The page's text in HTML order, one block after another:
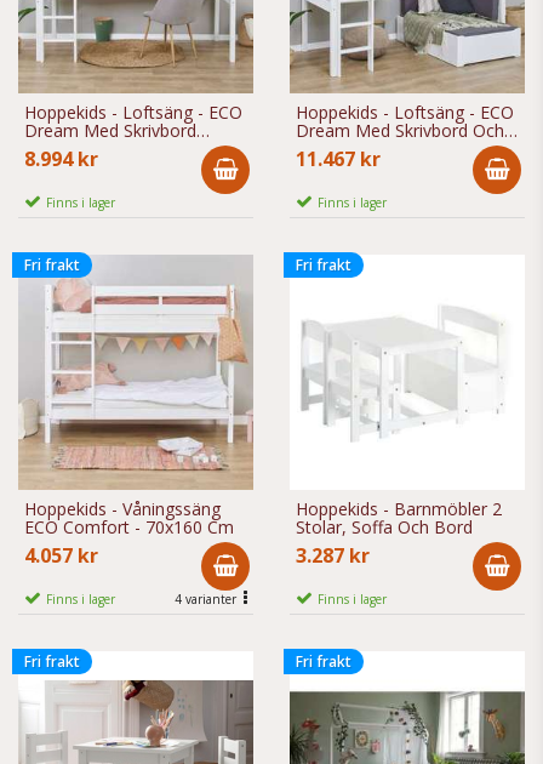
Hoppekids - Loftsäng - ECO
Dream Med Skrivbord
90x200 Cm Vit
8.994 kr
Finns i lager
Hoppekids - Loftsäng - ECO
Dream Med Skrivbord Och
Extrasäng 90x200 Cm Vit
11.467 kr
Finns i lager
Fri frakt
Hoppekids - Våningssäng
ECO Comfort - 70x160 Cm
4.057 kr
Finns i lager 4 varianter
Fri frakt
Hoppekids - Barnmöbler 2
Stolar, Soffa Och Bord
3.287 kr
Finns i lager
Fri frakt Fri frakt